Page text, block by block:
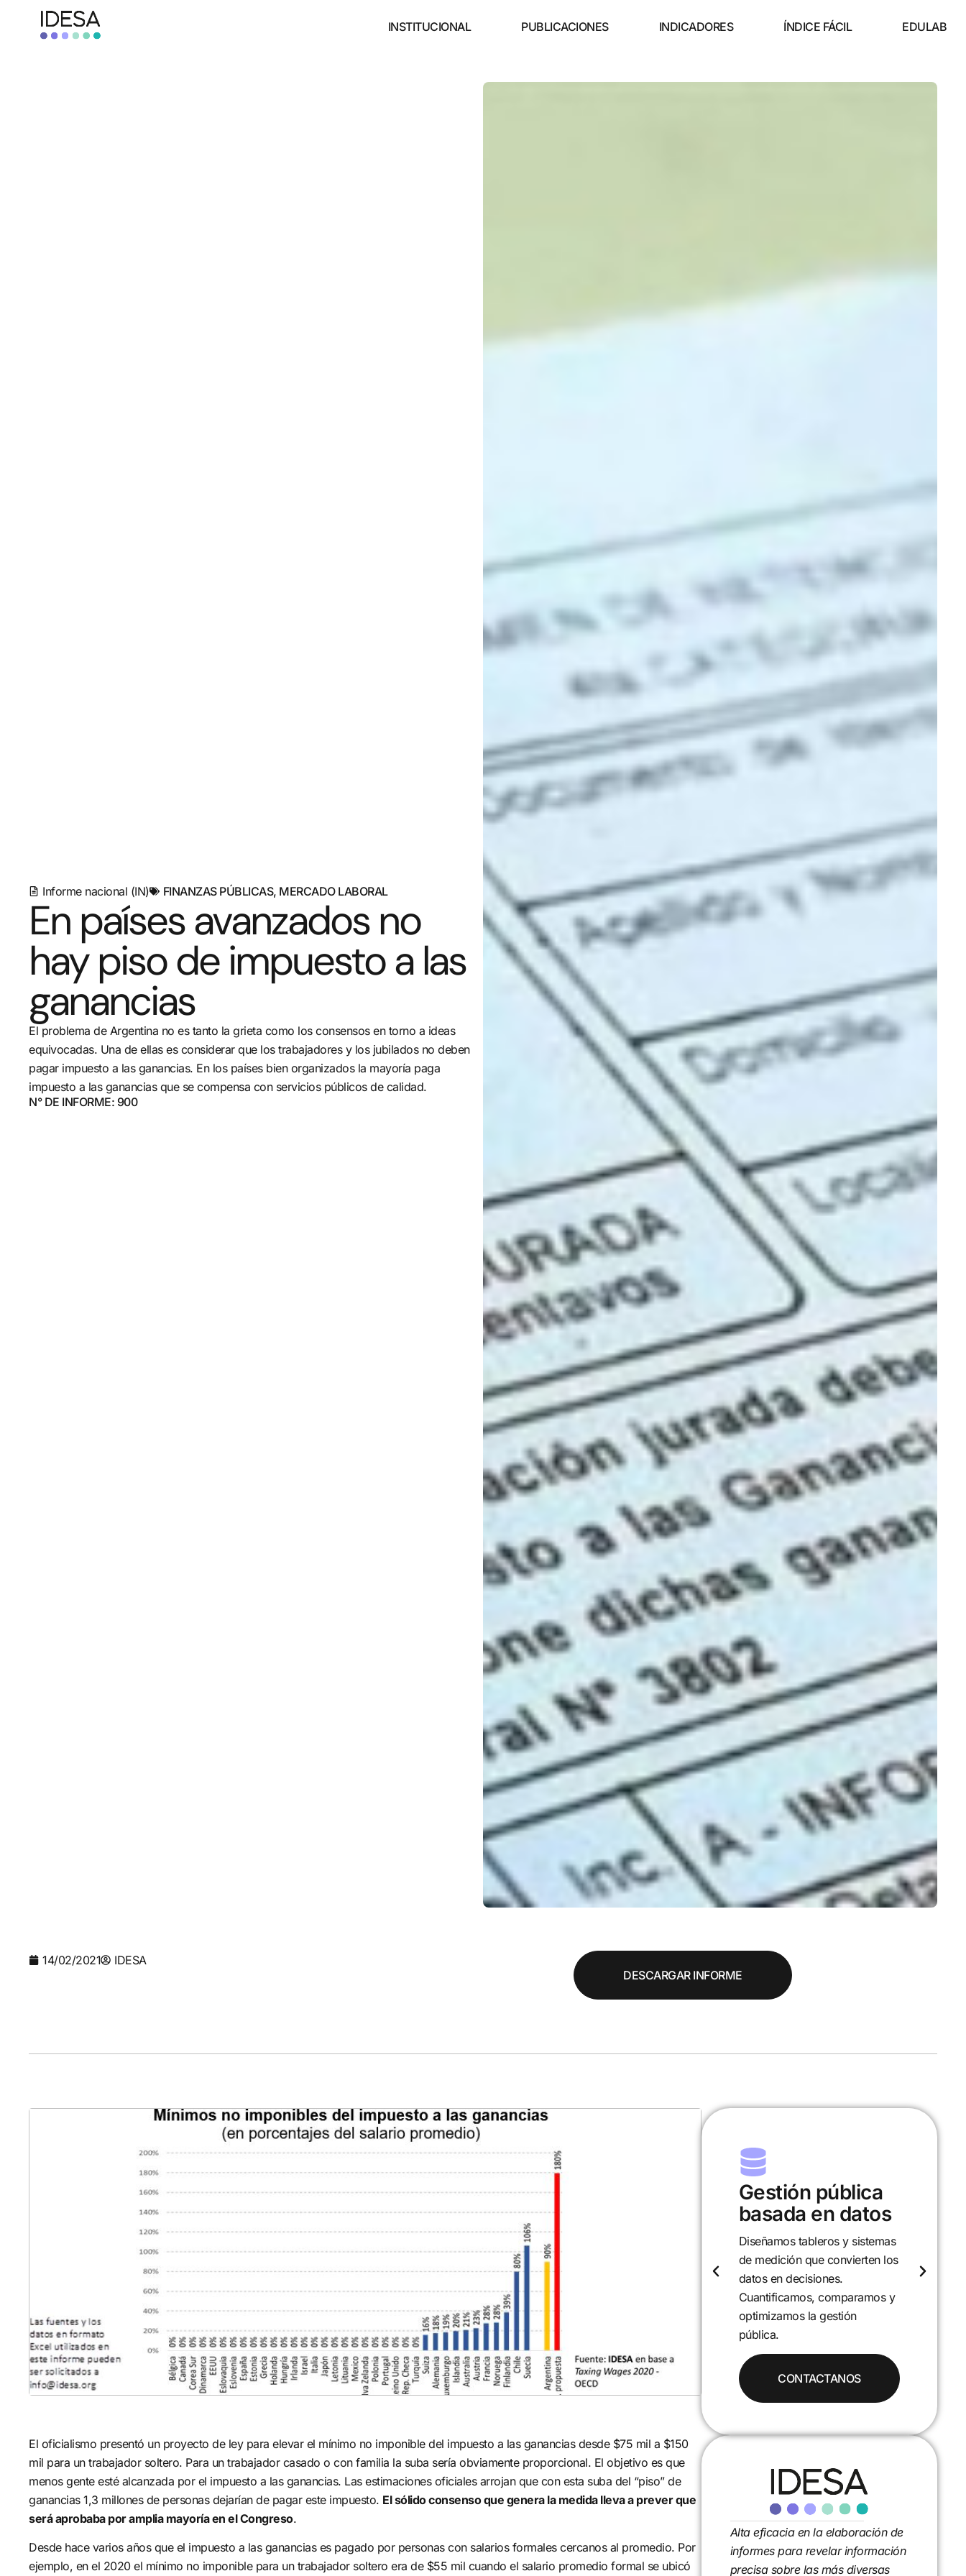
INSTITUCIONAL PUBLICACIONES INDICADORES ÍNDICE FÁCIL EDULAB
Informe nacional (IN) FINANZAS PÚBLICAS, MERCADO LABORAL
En países avanzados no
hay piso de impuesto a las
ganancias
El problema de Argentina no es tanto la grieta como los consensos en torno a ideas
equivocadas. Una de ellas es considerar que los trabajadores y los jubilados no deben
pagar impuesto a las ganancias. En los países bien organizados la mayoría paga
impuesto a las ganancias que se compensa con servicios públicos de calidad.
N° DE INFORME: 900
14/02/2021
IDESA
DESCARGAR INFORME
El oficialismo presentó un proyecto de ley para elevar el mínimo no imponible del impuesto a las ganancias desde $75 mil a $150
mil para un trabajador soltero. Para un trabajador casado o con familia la suba sería obviamente proporcional. El objetivo es que
menos gente esté alcanzada por el impuesto a las ganancias. Las estimaciones oficiales arrojan que con esta suba del “piso” de
ganancias 1,3 millones de personas dejarían de pagar este impuesto. El sólido consenso que genera la medida lleva a prever que
será aprobaba por amplia mayoría en el Congreso.
Desde hace varios años que el impuesto a las ganancias es pagado por personas con salarios formales cercanos al promedio. Por
ejemplo, en el 2020 el mínimo no imponible para un trabajador soltero era de $55 mil cuando el salario promedio formal se ubicó
Charlas y
capacitaciones
efectos. Desarrollamos
proyectos de investigación que
aportan evidencia y soluciones.
Gestión pública
basada en datos
Diseñamos tableros y sistemas
de medición que convierten los
Cuantificamos, comparamos y
optimizamos la gestión
pública.
CONTACTANOS
Investigación y
desarrollo
Analizamos políticas,
programas y realidades locales
para entender sus causas y
efectos. Desarrollamos
proyectos de investigación que
aportan evidencia y soluciones.
Alta eficacia en la elaboración de
informes para revelar información
precisa sobre las más diversas